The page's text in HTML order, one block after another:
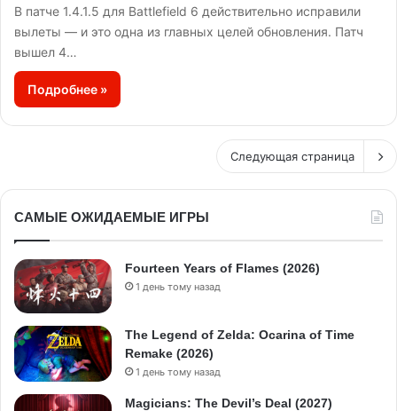
В патче 1.4.1.5 для Battlefield 6 действительно исправили
вылеты — и это одна из главных целей обновления. Патч
вышел 4…
Подробнее »
Следующая страница
САМЫЕ ОЖИДАЕМЫЕ ИГРЫ
Fourteen Years of Flames (2026)
1 день тому назад
The Legend of Zelda: Ocarina of Time
Remake (2026)
1 день тому назад
Magicians: The Devil’s Deal (2027)